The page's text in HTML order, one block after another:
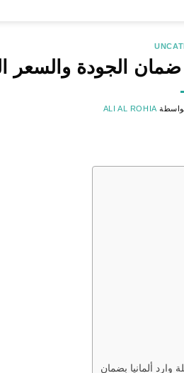
الجودة والسعر
ALI AL ROHIA